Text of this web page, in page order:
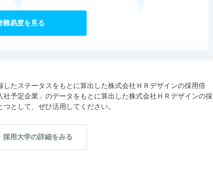
難易度を見る
たステータスをもとに算出した株式会社ＨＲデザインの採用倍
予定企業」のデータをもとに算出した株式会社ＨＲデザインの採
として、ぜひ活用してください。
採用大学の詳細をみる